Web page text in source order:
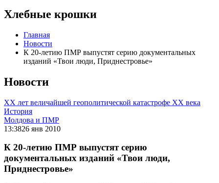
Хлебные крошки
Главная
Новости
К 20-летию ПМР выпустят серию документальных
изданий «Твои люди, Приднестровье»
Новости
ХХ лет величайшей геополитической катастрофе ХХ века
История
Молдова и ПМР
13:3826 янв 2010
К 20-летию ПМР выпустят серию
документальных изданий «Твои люди,
Приднестровье»